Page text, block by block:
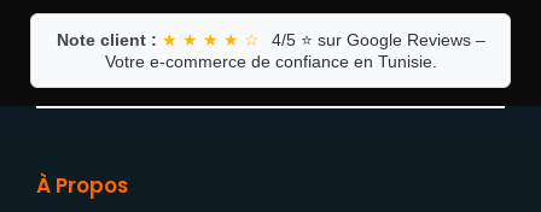
Note client : ★ ★ ★ ★ ☆
4/5 ⭐ sur Google Reviews –
Votre e-commerce de confiance en Tunisie.
À Propos